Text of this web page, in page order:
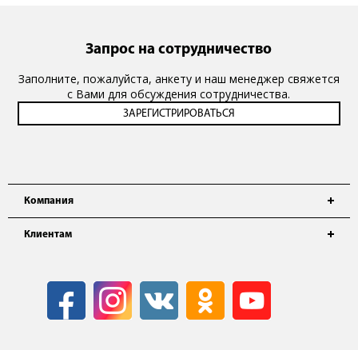
Компания
Клиентам
Запрос на сотрудничество
Заполните, пожалуйста, анкету и наш менеджер свяжется
с Вами для обсуждения сотрудничества.